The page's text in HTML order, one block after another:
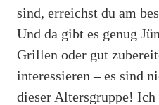
sind, erreichst du am
Und da gibt es genug
Grillen oder gut
interessieren – es sind
dieser Altersgruppe!